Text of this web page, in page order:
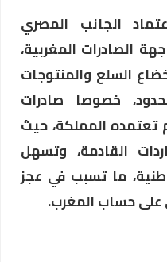
الجانب المصري
الصادرات المغربية،
السلع والمنتوجات
خصوصا صادرات
تعتمده المملكة، حيث
القادمة، وتسهل
ما تسبب في عجز
على حساب المغرب.